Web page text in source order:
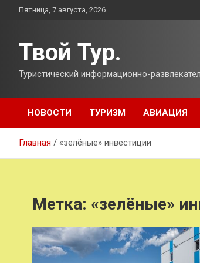
ПерейтиПятница, 7 августа, 2026
Твой Тур.
Туристический информационно-
НОВОСТИ ТУРИЗМ АВИАЦИЯ
Главная «зелёные» инвестиции
Метка: «зелёные»